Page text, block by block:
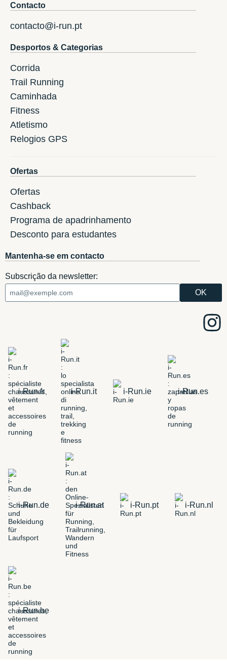
Contacto
contacto@i-run.pt
Desportos & Categorias
Corrida
Trail Running
Caminhada
Fitness
Atletismo
Relogios GPS
Ofertas
Ofertas
Cashback
Programa de apadrinhamento
Desconto para estudantes
Mantenha-se em contacto
Subscrição da newsletter:
i-Run.fr i-Run.it i-Run.ie i-Run.es
i-Run.de i-Run.at i-Run.pt i-Run.nl
i-Run.be